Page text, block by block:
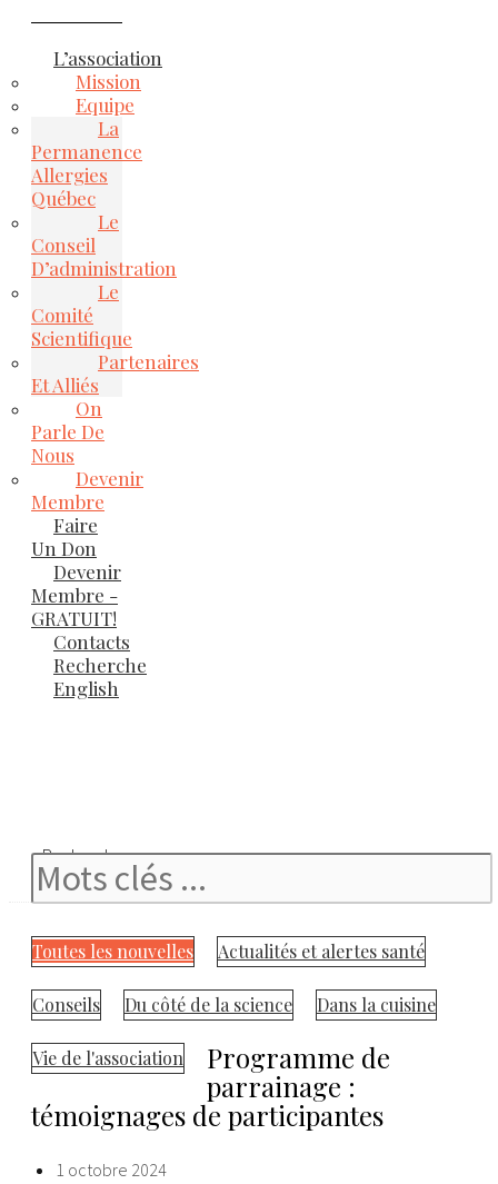
L’association
Mission
Equipe
La
Permanence
Allergies
Québec
Le
Conseil
D’administration
Le
Comité
Scientifique
Partenaires
Et Alliés
On
Parle De
Nous
Devenir
Membre
Faire
Un Don
Devenir
Membre -
GRATUIT!
Contacts
Recherche
English
Rechercher
Toutes les nouvelles Actualités et alertes santé
Conseils Du côté de la science Dans la cuisine
Vie de l'association
Programme de
parrainage :
témoignages de participantes
1 octobre 2024